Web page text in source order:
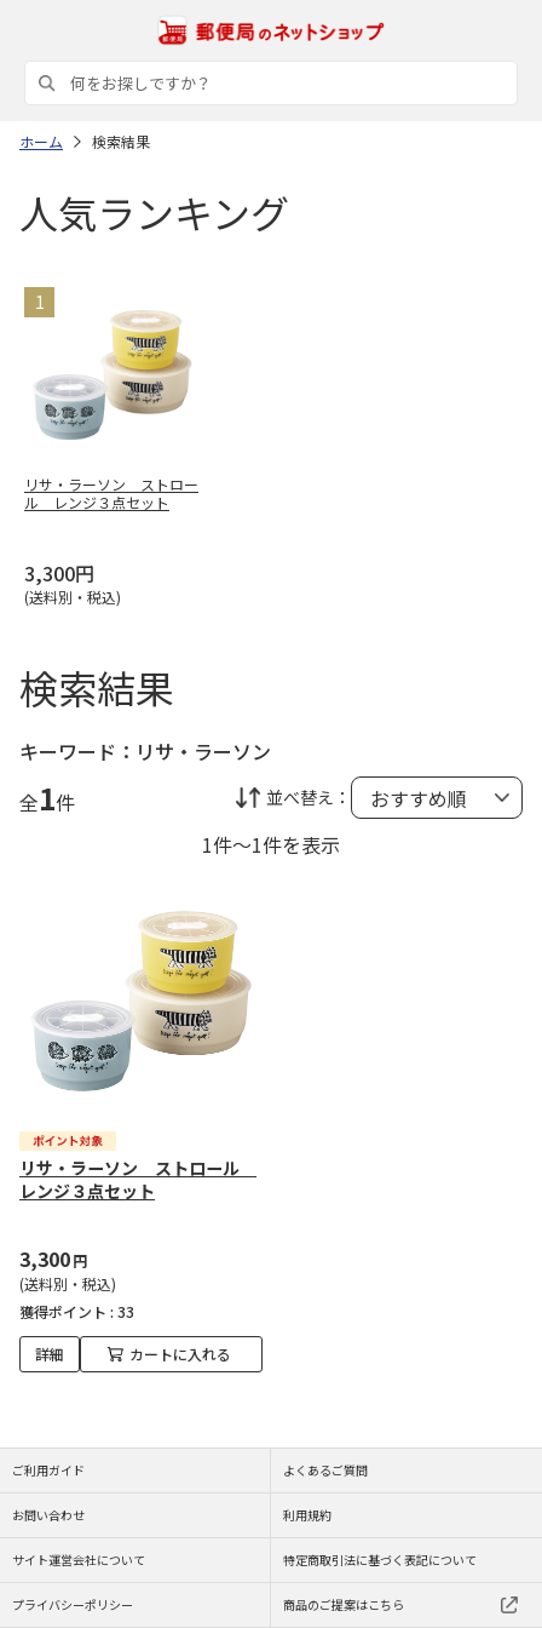
ホーム 検索結果
人気ランキング
リサ・ラーソン ストロー
ル レンジ３点セット
3,300円
(送料別・税込)
検索結果
キーワード： リサ・ラーソン
全1件 並べ替え：
1件～1件を表示
リサ・ラーソン ストロール
レンジ３点セット
3,300円
(送料別・税込)
獲得ポイント : 33
詳細 カートに入れる
ご利用ガイド よくあるご質問
お問い合わせ 利用規約
サイト運営会社について 特定商取引法に基づく表記について
プライバシーポリシー 商品のご提案はこちら